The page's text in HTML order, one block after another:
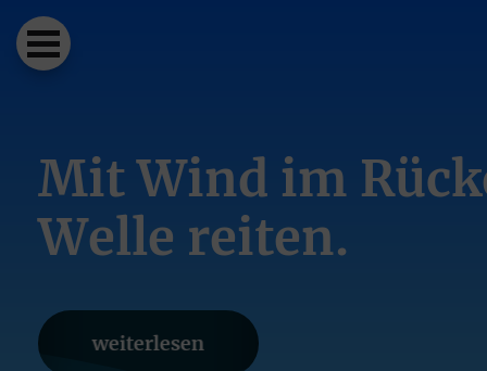
Mit Wind im
Welle reiten.
weiterlesen